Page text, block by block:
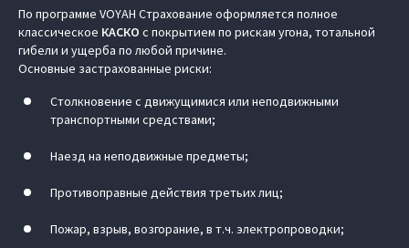
По программе VOYAH Страхование оформляется полное
классическое КАСКО с покрытием по рискам угона, тотальной
гибели и ущерба по любой причине.
Основные застрахованные риски:
Столкновение с движущимися или неподвижными
транспортными средствами;
Наезд на неподвижные предметы;
Противоправные действия третьих лиц;
Пожар, взрыв, возгорание, в т.ч. электропроводки;